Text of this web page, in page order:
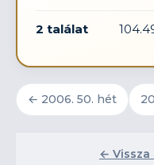
2 találat
← 2006. 50. hét
← Vissza